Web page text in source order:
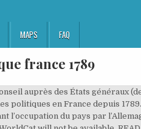
MAPS FAQ
france 1789
the institutions, the political parties and the operation of the régime. De la fin de l'Ancien Régime a la chute de Napoléon. You may have already requested this item. Would you also like to submit a review for this item? France -- Politique et gouvernement -- 1789-. France -- Politics and government -- 1789-, Notice et cote du catalogue de la Bibliothèque nationale de France. Download Full PDF Package. La Révolution française désigne une période de bouleversements sociaux et politiques de grande envergure en France, dans ses colonies et en Europe à la fin du XVIII e siècle.La période habituellement comprise s'étend entre l'ouverture des États généraux, le 5 mai 1789, et au plus tard le coup d'État de Napoléon Bonaparte le 9 novembre 1799 (18 brumaire de l'an VIII). La Vie Politique en France depuis 1789. History of Death Penalty in France (1789-1981), Musée Criminocorpus published on Sept. 18, 2016, consulted on Jan. 8, 2021. This paper. France -- 1789 -- 1988. Histoire politique. France -- Institutions politiques -- histoire -- 1789-. régime politique -- France -- 1789 -- 1988. institutions politiques -- France -- 1789 -- 1988. Download with Google Download with Facebook. Un régime politique fait référence à la manière dont le pouvoir est organisé et exercé au sein d'une entité politique donnée. vor den Napoleonischen Kriegen. En cette nuit du 4 août, les députés de la Constituante supprimaient la dîme, la gabelle, le droit de chasse ainsi que tous les privilèges de l'Ancien Régime. (Folgende Themen werden behandelt: La naissance de la vie politique et les innovations de la Révolution. régime politique -- France -- 1789 -- 1988. institutions politiques -- France -- 1789 -- 1988. Etudes politiques, \u00E9conomiques et sociales.\" ; Etudes politiques, \u00E9conomiques et sociales\" ; France, politique int\u00E9rieure, 1789-1989\"@, institutions politiques--France--1789--1988\"@, Institutions politiques--France--20e si\u00E8cle\"@, r\u00E9gime politique--France--1789--1988\"@, R\u00E9gime politique. Films and series set in France with an 'Old Order'.Political and social system of France prior to the French Revolution. Tome 1: 1789 - 1848. Acte additionnel aux constitutions de l'Empire du 22 avril 1815, Actes constitutionnels du régime de Vichy, Comité français de la Libération nationale, Gouvernement provisoire de la République française, Commission gouvernementale de Sigmaringen, Vote des pleins pouvoirs à Philippe Pétain le 10 juillet 1940, Historique des gouvernements de la France, Acte additionnel aux constitutions de l'Empire, Composition de l'Assemblée nationale par législature, https://fr.wikipedia.org/w/index.php?title=Liste_des_régimes_politiques_de_la_France&oldid=176935627, Portail:Politique française/Articles liés, licence Creative Commons attribution, partage dans les mêmes conditions, comment citer les auteurs et mentionner la licence. Under the regime, everyone was a subject of the king of France as well as a member of an estate and province.